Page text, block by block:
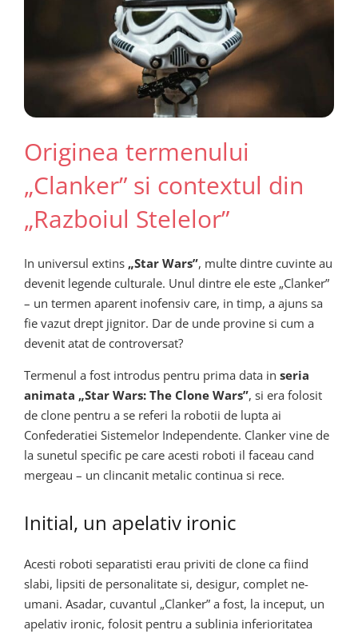
Originea termenului
„Clanker” si contextul din
„Razboiul Stelelor”
In universul extins „Star Wars”, multe dintre cuvinte au
devenit legende culturale. Unul dintre ele este „Clanker”
– un termen aparent inofensiv care, in timp, a ajuns sa
fie vazut drept jignitor. Dar de unde provine si cum a
devenit atat de controversat?
Termenul a fost introdus pentru prima data in seria
animata „Star Wars: The Clone Wars”, si era folosit
de clone pentru a se referi la robotii de lupta ai
Confederatiei Sistemelor Independente. Clanker vine de
la sunetul specific pe care acesti roboti il faceau cand
mergeau – un clincanit metalic continua si rece.
Initial, un apelativ ironic
Acesti roboti separatisti erau priviti de clone ca fiind
slabi, lipsiti de personalitate si, desigur, complet ne-
umani. Asadar, cuvantul „Clanker” a fost, la inceput, un
apelativ ironic, folosit pentru a sublinia inferioritatea